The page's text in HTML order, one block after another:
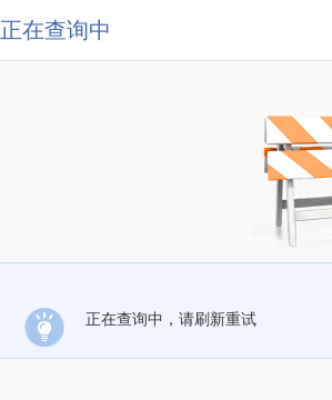
正在查询中
正在查询中，请刷新重试